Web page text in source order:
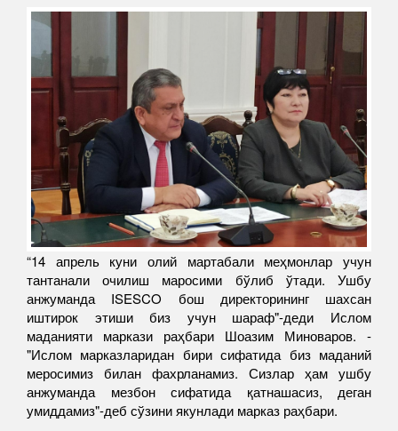
“14 апрель куни олий мартабали меҳмонлар учун
тантанали очилиш маросими бўлиб ўтади. Ушбу
анжуманда ISESCO бош директорининг шахсан
иштирок этиши биз учун шараф"-деди Ислом
маданияти маркази раҳбари Шоазим Миноваров. -
"Ислом марказларидан бири сифатида биз маданий
меросимиз билан фахрланамиз. Сизлар ҳам ушбу
анжуманда мезбон сифатида қатнашасиз, деган
умиддамиз"-деб сўзини якунлади марказ раҳбари.